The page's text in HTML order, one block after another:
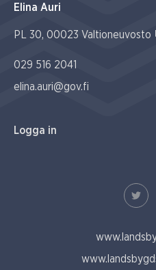
Elina Auri
PL 30, 00023 Valtioneuvosto
029 516 2041
elina.auri@gov.fi
Logga in